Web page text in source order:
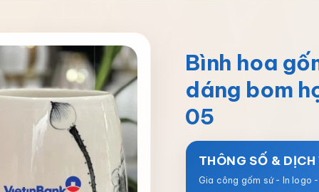
Bình hoa
dáng bom
05
THÔNG SỐ &